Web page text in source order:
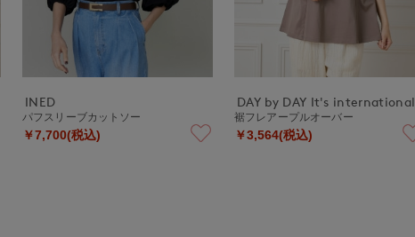
INED
パフスリーブカットソー
￥7,700(税込)
DAY by DAY It's international
裾フレアープルオーバー
￥3,564(税込)